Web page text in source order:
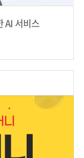
AI 서비스